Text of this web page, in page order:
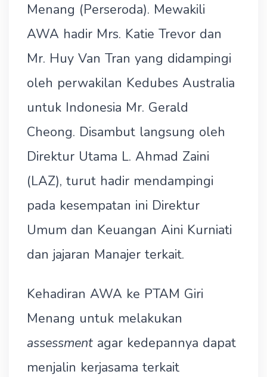
Menang (Perseroda). Mewakili
AWA hadir Mrs. Katie Trevor dan
Mr. Huy Van Tran yang didampingi
oleh perwakilan Kedubes Australia
untuk Indonesia Mr. Gerald
Cheong. Disambut langsung oleh
Direktur Utama L. Ahmad Zaini
(LAZ), turut hadir mendampingi
pada kesempatan ini Direktur
Umum dan Keuangan Aini Kurniati
dan jajaran Manajer terkait.
Kehadiran AWA ke PTAM Giri
Menang untuk melakukan
assessment agar kedepannya dapat
menjalin kerjasama terkait